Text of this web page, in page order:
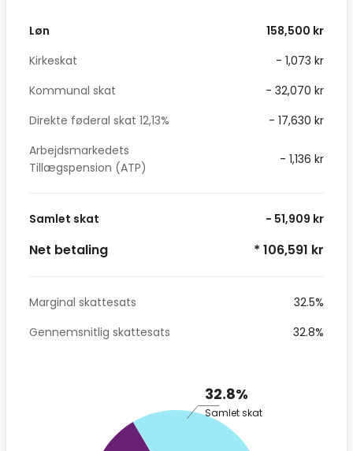
Løn
158,500 kr
Kirkeskat
- 1,073 kr
Kommunal skat
- 32,070 kr
Direkte føderal skat 12,13%
- 17,630 kr
Arbejdsmarkedets
Tillægspension (ATP)
- 1,136 kr
Samlet skat - 51,909 kr
Net betaling * 106,591 kr
Marginal skattesats
32.5%
Gennemsnitlig skattesats
32.8%
32.8%
Samlet skat